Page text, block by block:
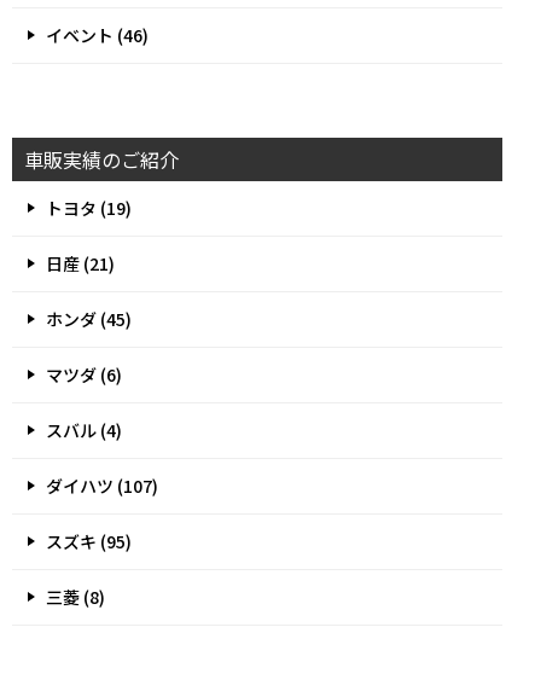
イベント (46)
車販実績のご紹介
トヨタ (19)
日産 (21)
ホンダ (45)
マツダ (6)
スバル (4)
ダイハツ (107)
スズキ (95)
三菱 (8)